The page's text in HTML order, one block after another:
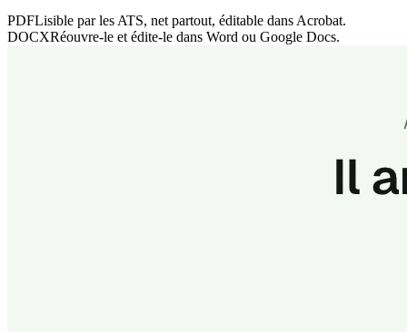
PDFLisible par les ATS, net partout, éditable dans Acrobat.
DOCXRéouvre-le et édite-le dans Word ou Google Docs.